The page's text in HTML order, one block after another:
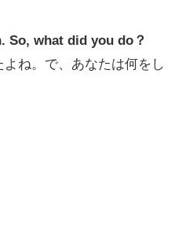
So, what did you do？
ね。で、あなたは何をし